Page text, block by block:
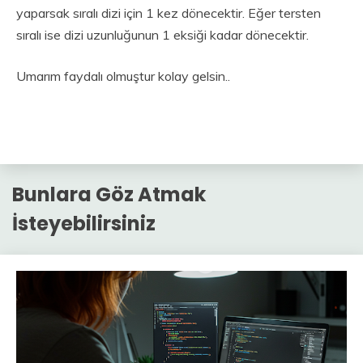
yaparsak sıralı dizi için 1 kez dönecektir. Eğer tersten
sıralı ise dizi uzunluğunun 1 eksiği kadar dönecektir.
Umarım faydalı olmuştur kolay gelsin..
Bunlara Göz Atmak
İsteyebilirsiniz